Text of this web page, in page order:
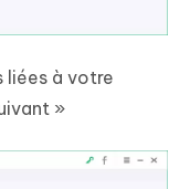
liées à votre
»